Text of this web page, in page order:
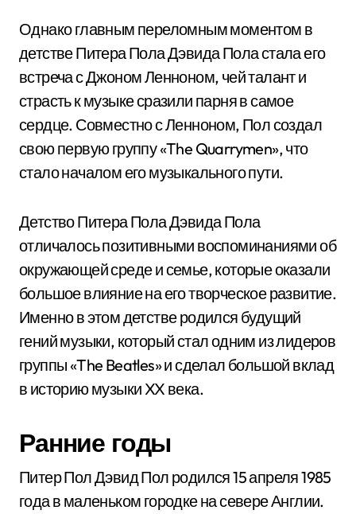
Однако главным переломным моментом в
детстве Питера Пола Дэвида Пола стала его
встреча с Джоном Ленноном, чей талант и
страсть к музыке сразили парня в самое
сердце. Совместно с Ленноном, Пол создал
свою первую группу «The Quarrymen», что
стало началом его музыкального пути.
Детство Питера Пола Дэвида Пола
отличалось позитивными воспоминаниями об
окружающей среде и семье, которые оказали
большое влияние на его творческое развитие.
Именно в этом детстве родился будущий
гений музыки, который стал одним из лидеров
группы «The Beatles» и сделал большой вклад
в историю музыки XX века.
Ранние годы
Питер Пол Дэвид Пол родился 15 апреля 1985
года в маленьком городке на севере Англии.